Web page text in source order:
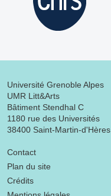
Université Grenoble Alpes
UMR Litt&Arts
Bâtiment Stendhal C
1180 rue des Universités
38400 Saint-Martin-d'Hères
Menu footer
Contact
Plan du site
Crédits